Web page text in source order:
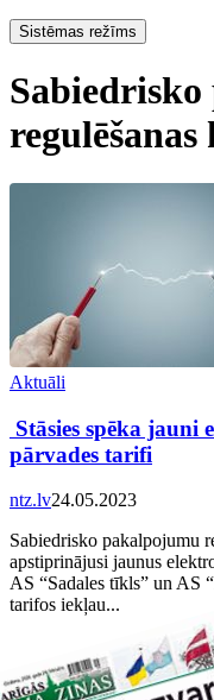
Sistēmas režīms
Aktuāli
Stāsies spēka jauni
pārvades tarifi
ntz.lv24.05.2023
Sabiedrisko pakalpojumu
apstiprinājusi jaunus
AS “Sadales tīkls” un AS
tarifos iekļau...